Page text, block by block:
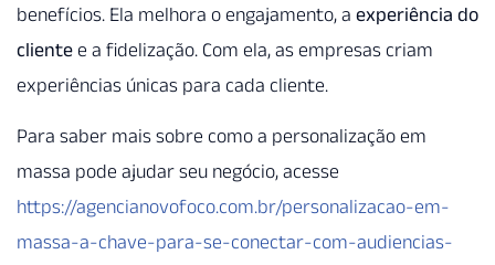
benefícios. Ela melhora o engajamento, a experiência do
cliente e a fidelização. Com ela, as empresas criam
experiências únicas para cada cliente.
Para saber mais sobre como a personalização em
massa pode ajudar seu negócio, acesse
https://agencianovofoco.com.br/personalizacao-em-
massa-a-chave-para-se-conectar-com-audiencias-